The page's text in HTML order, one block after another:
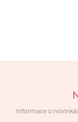
Informace o